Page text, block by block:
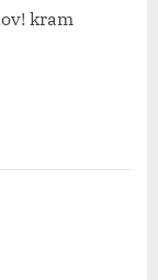
kram